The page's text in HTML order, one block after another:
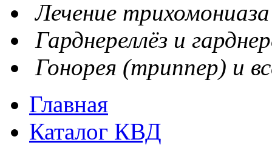
Лечение
Гарднереллёз и
Гонорея (триппер) и
Главная
Каталог КВД